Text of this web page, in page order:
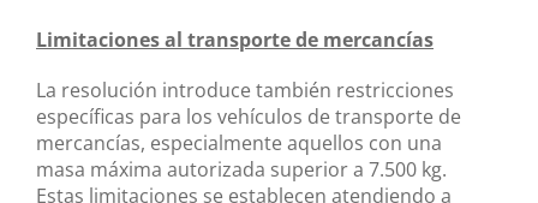
Limitaciones al transporte de mercancías
La resolución introduce también restricciones
específicas para los vehículos de transporte de
mercancías, especialmente aquellos con una
masa máxima autorizada superior a 7.500 kg.
Estas limitaciones se establecen atendiendo a